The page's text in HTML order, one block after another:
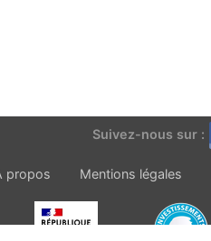
Suivez-nous sur :
propos Mentions légales